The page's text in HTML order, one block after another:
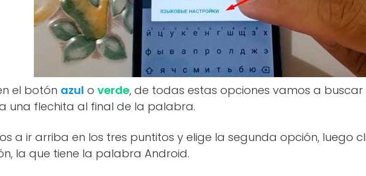
el botón azul o verde, de todas estas opciones vamos a
una flechita al final de la palabra.
a ir arriba en los tres puntitos y elige la segunda opción, luego
la que tiene la palabra Android.